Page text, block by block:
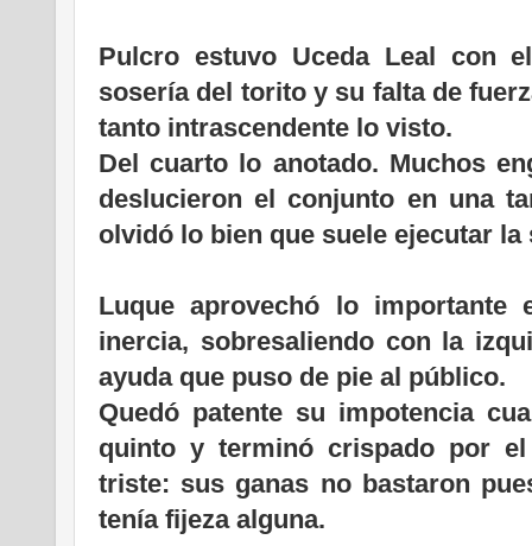
Pulcro estuvo Uceda Leal con
sosería del torito y su falta de
tanto intrascendente lo visto.
Del cuarto lo anotado. Muchos
deslucieron el conjunto en una
olvidó lo bien que suele ejecutar la
Luque aprovechó lo
inercia, sobresaliendo con la
ayuda que puso de pie al público.
Quedó patente su impotencia
quinto y terminó crispado por
triste: sus ganas no bastaron
tenía fijeza alguna.